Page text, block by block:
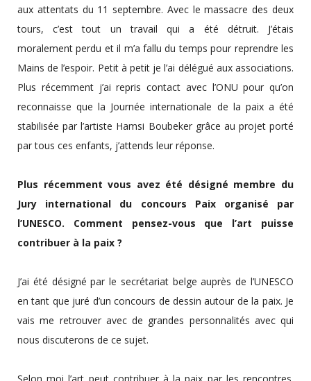
aux attentats du 11 septembre. Avec le massacre des deux
tours, c’est tout un travail qui a été détruit. J’étais
moralement perdu et il m’a fallu du temps pour reprendre les
Mains de l’espoir. Petit à petit je l’ai délégué aux associations.
Plus récemment j’ai repris contact avec l’ONU pour qu’on
reconnaisse que la Journée internationale de la paix a été
stabilisée par l’artiste Hamsi Boubeker grâce au projet porté
par tous ces enfants, j’attends leur réponse.
Plus récemment vous avez été désigné membre du
Jury international du concours Paix organisé par
l’UNESCO. Comment pensez-vous que l’art puisse
contribuer à la paix ?
J’ai été désigné par le secrétariat belge auprès de l’UNESCO
en tant que juré d’un concours de dessin autour de la paix. Je
vais me retrouver avec de grandes personnalités avec qui
nous discuterons de ce sujet.